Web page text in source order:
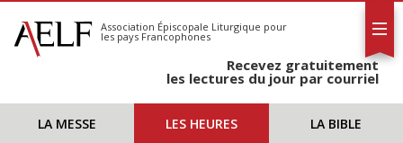
S'abonner
Calendrier
Association Épiscopale Liturgique pour
les pays Francophones
Recevez gratuitement
les lectures du jour par courriel
LA MESSE LES HEURES LA BIBLE